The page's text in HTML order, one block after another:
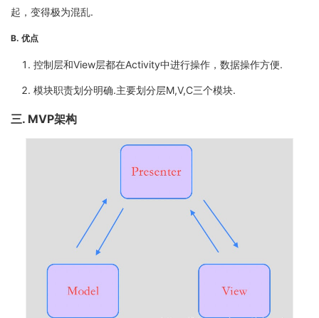
起，变得极为混乱.
B. 优点
控制层和View层都在Activity中进行操作，数据操作方便.
模块职责划分明确.主要划分层M,V,C三个模块.
三. MVP架构